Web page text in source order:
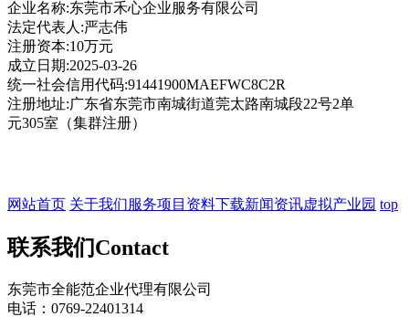
企业名称:东莞市禾心企业服务有限公司
法定代表人:严志伟
注册资本:10万元
成立日期:2025-03-26
统一社会信用代码:91441900MAEFWC8C2R
注册地址:广东省东莞市南城街道莞太路南城段22号2单
元305室（集群注册）
网站首页 关于我们服务项目 资料下载新闻资讯虚拟产业园 top
联系我们Contact
东莞市全能范企业代理有限公司
电话：0769-22401314